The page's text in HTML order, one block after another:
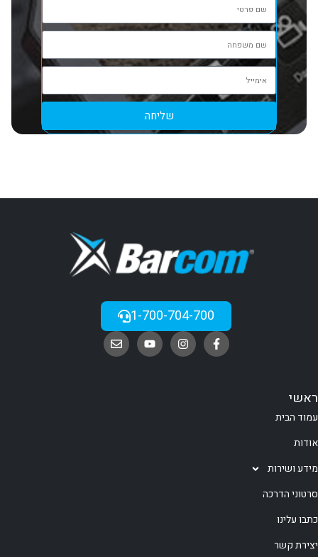
שליחה
1-700-704-700
ראשי
עמוד הבית
אודות
מידע ושירות
סרטוני הדרכה
כתבו עלינו
יצירת קשר